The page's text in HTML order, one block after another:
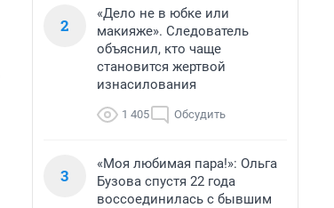
2
«Дело не в юбке или
макияже». Следователь
объяснил, кто чаще
становится жертвой
изнасилования
1 405 Обсудить
3
«Моя любимая пара!»: Ольга
Бузова спустя 22 года
воссоединилась с бывшим